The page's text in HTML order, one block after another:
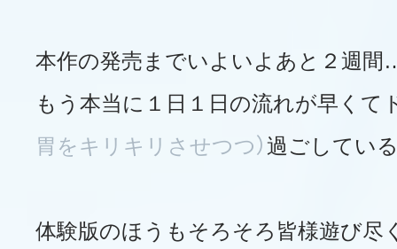
本作の発売までいよいよあと２週間
もう本当に１日１日の流れが早くて
胃をキリキリさせつつ）過ごしてい
体験版のほうもそろそろ皆様遊び尽